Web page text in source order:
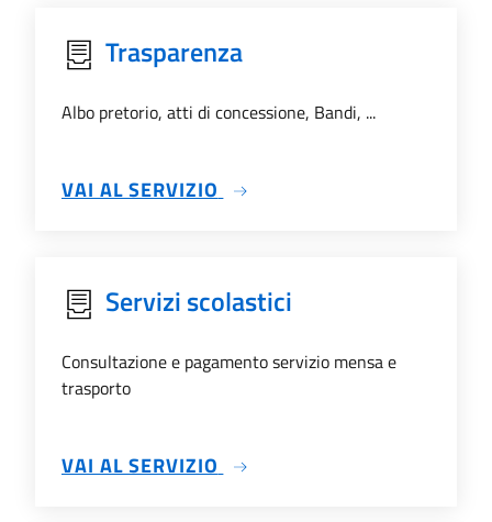
Trasparenza
Albo pretorio, atti di concessione, Bandi, ...
VAI AL SERVIZIO SU TRASPARENZA
Servizi scolastici
Consultazione e pagamento servizio mensa e
trasporto
VAI AL SERVIZIO SU SERVIZI SCOLASTICI